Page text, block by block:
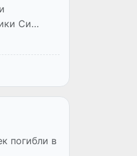
Си
погибли в